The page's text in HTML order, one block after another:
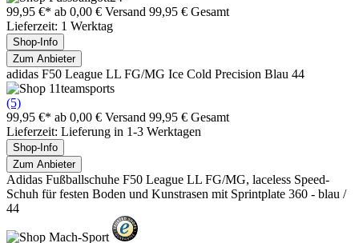
99,95 €* ab 0,00 € Versand 99,95 € Gesamt
Lieferzeit: 1 Werktag
Shop-Info
Zum Anbieter
adidas F50 League LL FG/MG Ice Cold Precision Blau 44
(5)
99,95 €* ab 0,00 € Versand 99,95 € Gesamt
Lieferzeit: Lieferung in 1-3 Werktagen
Shop-Info
Zum Anbieter
Adidas Fußballschuhe F50 League LL FG/MG, laceless Speed-
Schuh für festen Boden und Kunstrasen mit Sprintplate 360 - blau /
44